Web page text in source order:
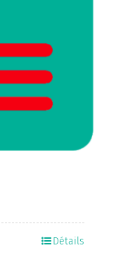
Détails